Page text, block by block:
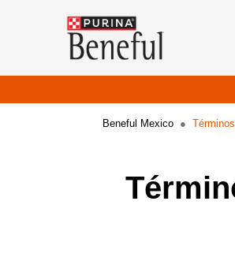
Menu Secundario Beneful
Beneful Mexico